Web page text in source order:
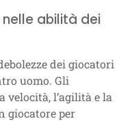
abilità dei
dei giocatori
uomo. Gli
l’agilità e la
giocatore per